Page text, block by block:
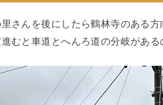
さんを後にしたら鶴林寺のある方
むと車道とへんろ道の分岐がある